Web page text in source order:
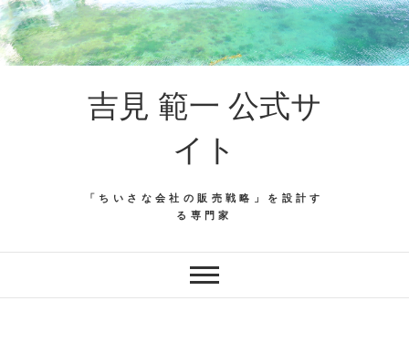
吉見 範一 公式サ
イト
「ちいさな会社の販売戦略」を設計す
る専門家